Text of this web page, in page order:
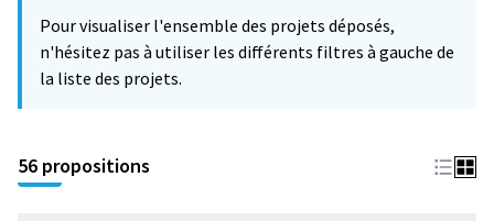
−
Pour visualiser l'ensemble des projets déposés,
n'hésitez pas à utiliser les différents filtres à gauche de
la liste des projets.
56 propositions